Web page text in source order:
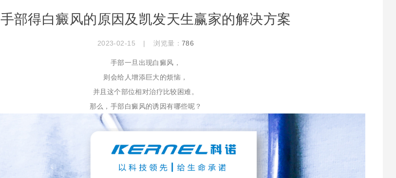
手部得白癜风的原因及凯发天生赢家的解决方案
2023-02-15 | 浏览量： 786
手部一旦出现白癜风，
则会给人增添巨大的烦恼，
并且这个部位相对治疗比较困难。
那么，手部白癜风的诱因有哪些呢？